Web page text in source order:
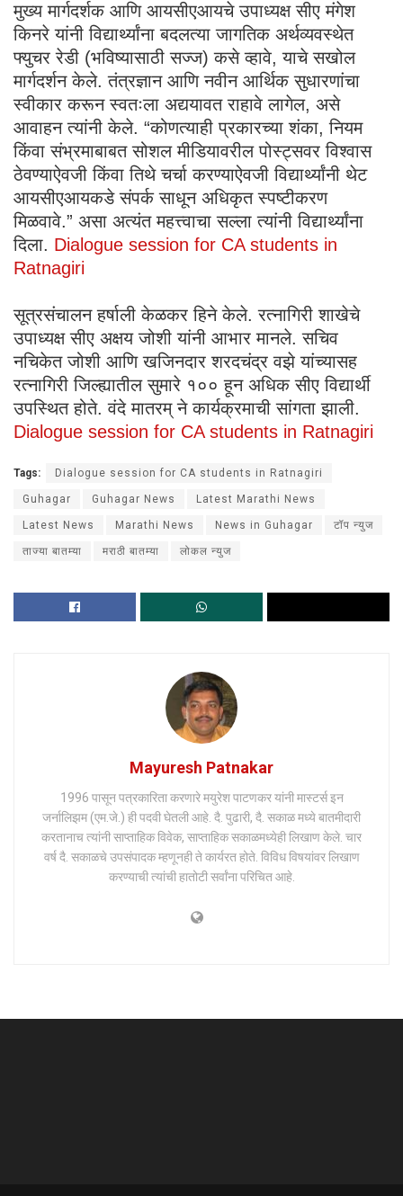
मुख्य मार्गदर्शक आणि आयसीएआयचे उपाध्यक्ष सीए मंगेश
किनरे यांनी विद्यार्थ्यांना बदलत्या जागतिक अर्थव्यवस्थेत
फ्युचर रेडी (भविष्यासाठी सज्ज) कसे व्हावे, याचे सखोल
मार्गदर्शन केले. तंत्रज्ञान आणि नवीन आर्थिक सुधारणांचा
स्वीकार करून स्वतःला अद्ययावत राहावे लागेल, असे
आवाहन त्यांनी केले. “कोणत्याही प्रकारच्या शंका, नियम
किंवा संभ्रमाबाबत सोशल मीडियावरील पोस्ट्सवर विश्वास
ठेवण्याऐवजी किंवा तिथे चर्चा करण्याऐवजी विद्यार्थ्यांनी थेट
आयसीएआयकडे संपर्क साधून अधिकृत स्पष्टीकरण
मिळवावे.” असा अत्यंत महत्त्वाचा सल्ला त्यांनी विद्यार्थ्यांना
दिला. Dialogue session for CA students in
Ratnagiri
सूत्रसंचालन हर्षाली केळकर हिने केले. रत्नागिरी शाखेचे
उपाध्यक्ष सीए अक्षय जोशी यांनी आभार मानले. सचिव
नचिकेत जोशी आणि खजिनदार शरदचंद्र वझे यांच्यासह
रत्नागिरी जिल्ह्यातील सुमारे १०० हून अधिक सीए विद्यार्थी
उपस्थित होते. वंदे मातरम् ने कार्यक्रमाची सांगता झाली.
Dialogue session for CA students in Ratnagiri
Tags: Dialogue session for CA students in Ratnagiri
Guhagar Guhagar News Latest Marathi News
Latest News Marathi News News in Guhagar टॉप न्युज
ताज्या बातम्या मराठी बातम्या लोकल न्युज
Mayuresh Patnakar
1996 पासून पत्रकारिता करणारे मयुरेश पाटणकर यांनी मास्टर्स इन
जर्नालिझम (एम.जे.) ही पदवी घेतली आहे. दै. पुढारी, दै. सकाळ मध्ये बातमीदारी
करतानाच त्यांनी साप्ताहिक विवेक, साप्ताहिक सकाळमध्येही लिखाण केले. चार
वर्ष दै. सकाळचे उपसंपादक म्हणूनही ते कार्यरत होते. विविध विषयांवर लिखाण
करण्याची त्यांची हातोटी सर्वांना परिचित आहे.